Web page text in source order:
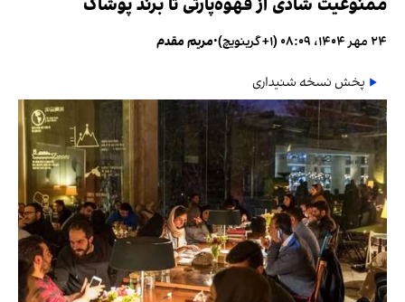
۲۴ مهر ۱۴۰۴، ۰۸:۰۹ (‎+۱ گرینویچ) •مریم مقدم
پخش نسخه شنیداری